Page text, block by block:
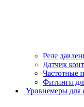
Реле
Датчик
Частотные
Фитинги
Уровнемеры для